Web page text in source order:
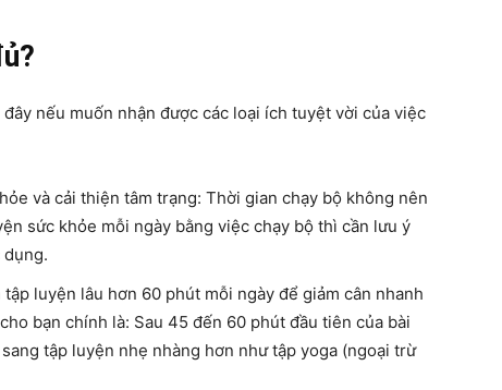
nếu muốn nhận được các loại ích tuyệt vời của việc
và cải thiện tâm trạng: Thời gian chạy bộ không nên
sức khỏe mỗi ngày bằng việc chạy bộ thì cần lưu ý
luyện lâu hơn 60 phút mỗi ngày để giảm cân nhanh
bạn chính là: Sau 45 đến 60 phút đầu tiên của bài
tập luyện nhẹ nhàng hơn như tập yoga (ngoại trừ